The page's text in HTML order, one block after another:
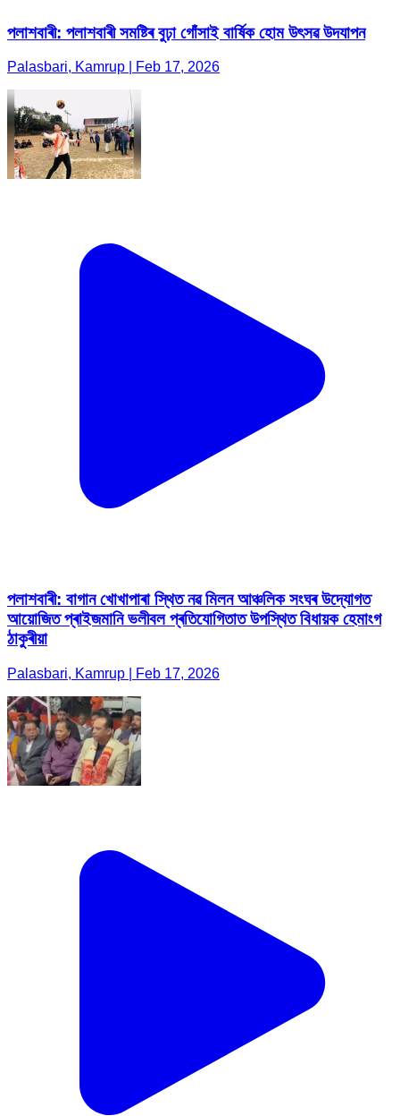
পলাশবাৰী: পলাশবাৰী সমষ্টিৰ বুঢ়া গোঁসাই বাৰ্ষিক হোম উৎসৱ উদযাপন
Palasbari, Kamrup | Feb 17, 2026
পলাশবাৰী: বাগান খোখাপাৰা স্থিত নৱ মিলন আঞ্চলিক সংঘৰ উদ্যোগত
আয়োজিত প্ৰাইজমানি ভলীবল প্ৰতিযোগিতাত উপস্থিত বিধায়ক হেমাংগ
ঠাকুৰীয়া
Palasbari, Kamrup | Feb 17, 2026